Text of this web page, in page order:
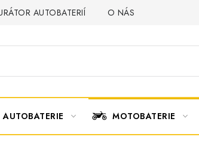
AUTOBATERIÍ O NÁS
AUTOBATERIE MOTOBATERIE